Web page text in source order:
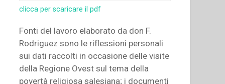
clicca per scaricare il pdf
Fonti del lavoro elaborato da don F.
Rodriguez sono le riflessioni personali
sui dati raccolti in occasione delle visite
della Regione Ovest sul tema della
povertà religiosa salesiana; i documenti